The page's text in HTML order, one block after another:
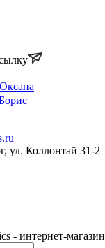
Оксана
ул. Коллонтай 31-2
- интернет-магазин